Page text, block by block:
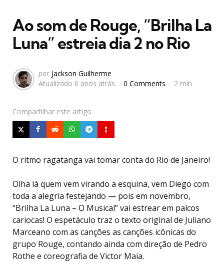
Ao som de Rouge, “Brilha La
Luna” estreia dia 2 no Rio
Postado
por
por Jackson Guilherme
Atualizado 6 anos atrás 0 Comments 2 min
Compartilhar este artigo
O ritmo ragatanga vai tomar conta do Rio de Janeiro!
Olha lá quem vem virando a esquina, vem Diego com
toda a alegria festejando — pois em novembro,
“Brilha La Luna – O Musical” vai estrear em palcos
cariocas! O espetáculo traz o texto original de Juliano
Marceano com as canções as canções icônicas do
grupo Rouge, contando ainda com direção de Pedro
Rothe e coreografia de Victor Maia.